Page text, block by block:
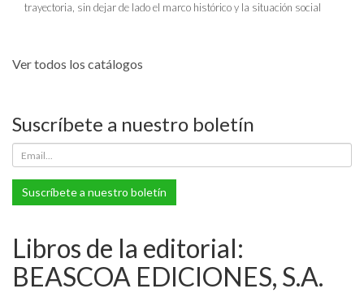
trayectoria, sin dejar de lado el marco histórico y la situación social
Ver todos los catálogos
Suscríbete a nuestro boletín
Suscríbete a nuestro boletín
Libros de la editorial:
BEASCOA EDICIONES, S.A.